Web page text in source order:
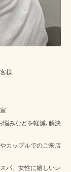
様
悩みなどを軽減､解決
カップルでのご来店
パ、女性に嬉しいレ